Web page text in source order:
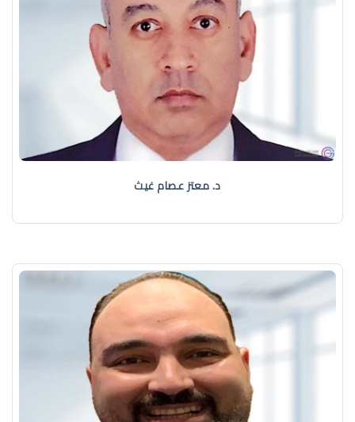
د. معتز عصام غيث